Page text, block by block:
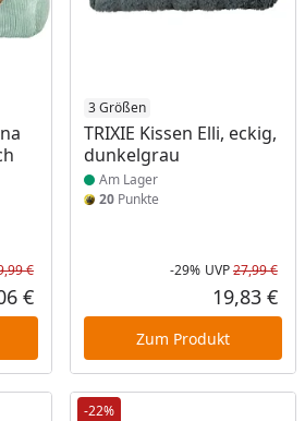
Rabatt in Prozent
Ursprünglicher Preis
€
Aktueller Preis
€
3 Größen
TRIXIE Kissen Elli, eckig,
dunkelgrau
Produkt am Lager
Am Lager
20Punkte
-29% UVP27,99 €
19,83 €
Zum Produkt
-22%